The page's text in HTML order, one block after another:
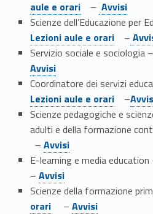
aule e orari– Avvisi
Scienze dell’Educazione per
Lezioni aule e orari– Link identifier #identifier__123665-11
Servizio sociale e sociologia –
Avvisi
Coordinatore dei servizi
Lezioni aule e orari–Link identifier #identifier__128828-15
Scienze pedagogiche e
adulti e della formazione
– Link identifier #identifier__81472-17
Avvisi
E-learning e media education
– Link identifier #identifier__152550-19
Avvisi
Scienze della formazione
orari– Link identifier #identifier__187211-21
Avvisi